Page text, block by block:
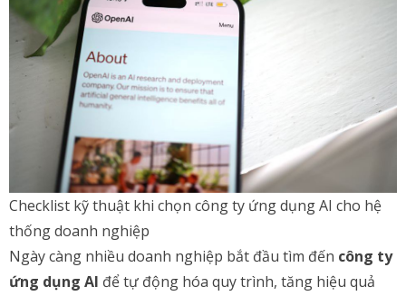
Checklist kỹ thuật khi chọn công ty ứng dụng AI cho hệ
thống doanh nghiệp
Ngày càng nhiều doanh nghiệp bắt đầu tìm đến công ty
ứng dụng AI để tự động hóa quy trình, tăng hiệu quả